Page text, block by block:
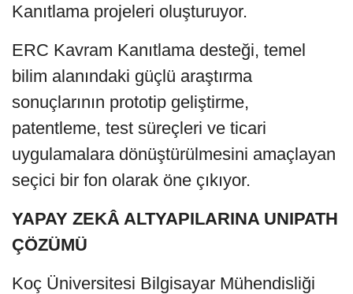
Kanıtlama projeleri oluşturuyor.
ERC Kavram Kanıtlama desteği, temel
bilim alanındaki güçlü araştırma
sonuçlarının prototip geliştirme,
patentleme, test süreçleri ve ticari
uygulamalara dönüştürülmesini amaçlayan
seçici bir fon olarak öne çıkıyor.
YAPAY ZEKÂ ALTYAPILARINA UNIPATH
ÇÖZÜMÜ
Koç Üniversitesi Bilgisayar Mühendisliği